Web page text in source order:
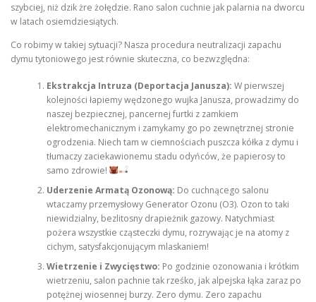
szybciej, niż dzik żre żołędzie. Rano salon cuchnie jak palarnia na dworcu
w latach osiemdziesiątych.
Co robimy w takiej sytuacji? Nasza procedura neutralizacji zapachu
dymu tytoniowego jest równie skuteczna, co bezwzględna:
Ekstrakcja Intruza (Deportacja Janusza): W pierwszej
kolejności łapiemy wędzonego wujka Janusza, prowadzimy do
naszej bezpiecznej, pancernej furtki z zamkiem
elektromechanicznym i zamykamy go po zewnętrznej stronie
ogrodzenia. Niech tam w ciemnościach puszcza kółka z dymu i
tłumaczy zaciekawionemu stadu odyńców, że papierosy to
samo zdrowie!
Uderzenie Armatą Ozonową: Do cuchnącego salonu
wtaczamy przemysłowy Generator Ozonu (O3). Ozon to taki
niewidzialny, bezlitosny drapieżnik gazowy. Natychmiast
pożera wszystkie cząsteczki dymu, rozrywając je na atomy z
cichym, satysfakcjonującym mlaskaniem!
Wietrzenie i Zwycięstwo: Po godzinie ozonowania i krótkim
wietrzeniu, salon pachnie tak rześko, jak alpejska łąka zaraz po
potężnej wiosennej burzy. Zero dymu. Zero zapachu